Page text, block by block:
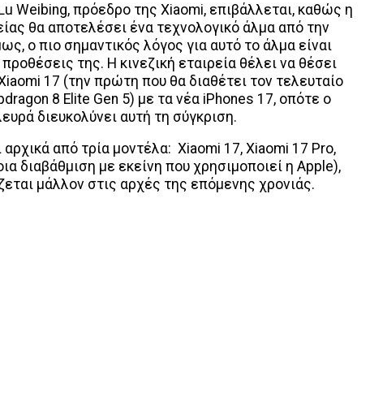
Weibing, πρόεδρο της Xiaomi, επιβάλλεται, καθώς η
θα αποτελέσει ένα τεχνολογικό άλμα από την
ο πιο σημαντικός λόγος για αυτό το άλμα είναι
της. Η κινεζική εταιρεία θέλει να θέσει
17 (την πρώτη που θα διαθέτει τον τελευταίο
8 Elite Gen 5) με τα νέα iPhones 17, οπότε ο
διευκολύνει αυτή τη σύγκριση.
από τρία μοντέλα: Xiaomi 17, Xiaomi 17 Pro,
διαβάθμιση με εκείνη που χρησιμοποιεί η Apple),
μάλλον στις αρχές της επόμενης χρονιάς.